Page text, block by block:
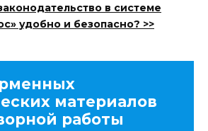
в системе
удобно и безопасно? >>
материалов
работы